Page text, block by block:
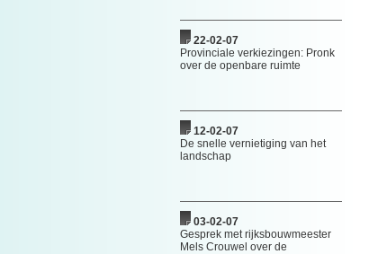
22-02-07
Provinciale verkiezingen: Pronk
over de openbare ruimte
12-02-07
De snelle vernietiging van het
landschap
03-02-07
Gesprek met rijksbouwmeester
Mels Crouwel over de